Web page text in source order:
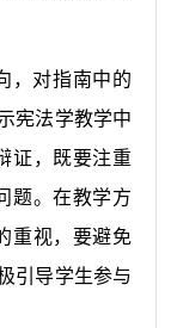
，对指南中的
宪法学教学中
证，既要注重
题。在教学方
重视，要避免
引导学生参与